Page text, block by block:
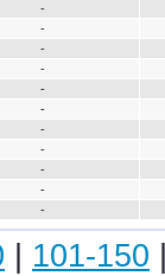
-
-
-
-
-
-
-
-
-
-
-
101-150